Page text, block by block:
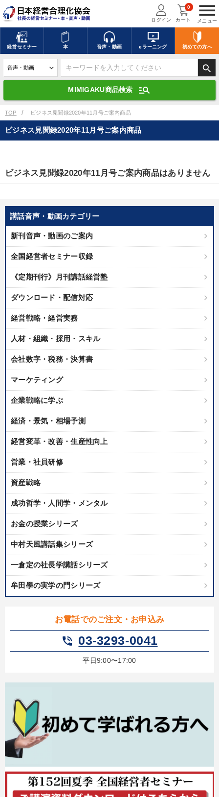
menu
メニュー
ログイン カート
0
経営セミナー 本 音声・動画 eラーニング 初めての方へ
search
MIMIGAKU商品検索 manage_search
キーワードを入力して探す
デジタル版対応のみ検索結果に表示する
search 上記の条件で検索
ます
若手異才経営者の発想 専門家のアドバイス
リーダーの器量を学ぶ
テーマ
仕事のスキルと人間力を高める知恵を身につける
業種
製造業 卸売・小売・飲食業
IT・サービス・金融業
キーワード
会社数字を学ぶ モノづくり
インバウンド 一流人
※「更新」を押すと「テーマ」「キーワード」を更新いただけます。
ondemand_video 経営音声・動画を探す refresh 更新する
全国経営者セミナー収録物以外の経営教材（全761タイトル）からお探
【最新刊】時代を超える経営150の言葉＋社長のスピーチ・話材
集２タイトル
数字・税務・決算書
音声と動画で学ぶ
TOP ビジネス見聞録2020年11月号ご案内商品
講話音声・動画カテゴリー
新刊音声・動画のご案内
全国経営者セミナー収録
《定期刊行》月刊講話経営塾
ダウンロード・配信対応
経営戦略・経営実務
人材・組織・採用・スキル
会社数字・税務・決算書
マーケティング
企業戦略に学ぶ
経済・景気・相場予測
経営変革・改善・生産性向上
営業・社員研修
資産戦略
成功哲学・人間学・メンタル
お金の授業シリーズ
中村天風講話集シリーズ
一倉定の社長学講話シリーズ
牟田學の実学の門シリーズ
お電話でのご注文・お申込み
phone_in_talk 03-3293-0041
平日9:00〜17:00
ビジネス見聞録2020年11月号ご案内商品
ビジネス見聞録2020年11月号ご案内商品はありません